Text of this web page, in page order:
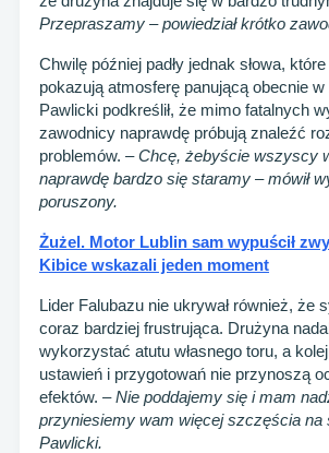
Przepraszamy – powiedział krótko
Chwilę później padły jednak słowa,
pokazują atmosferę panującą obecnie
Pawlicki podkreślił, że mimo fatalnych
zawodnicy naprawdę próbują znaleźć
problemów. – Chcę, żebyście wszyscy
naprawdę bardzo się staramy – mówił
poruszony.
Żużel. Motor Lublin sam wypuścił
Kibice wskazali jeden moment
Lider Falubazu nie ukrywał również, że
coraz bardziej frustrująca. Drużyna
wykorzystać atutu własnego toru, a
ustawień i przygotowań nie przynoszą
efektów. – Nie poddajemy się i mam
przyniesiemy wam więcej szczęścia na
Pawlicki.